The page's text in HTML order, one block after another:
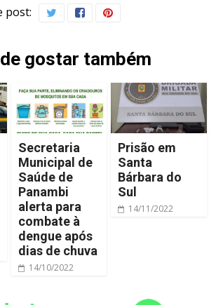
post:
gostar também
Secretaria
Municipal de
Saúde de
Panambi
alerta para
combate à
dengue após
dias de chuva
14/10/2022
Prisão em
Santa
Bárbara do
Sul
14/11/2022